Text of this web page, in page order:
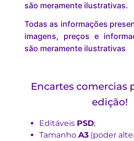
são meramente ilustrativas.
Todas as informações
imagens, preços e
são meramente ilustrativas
Encartes comercias
edição!
Editáveis PSD;
Tamanho A3 (poder